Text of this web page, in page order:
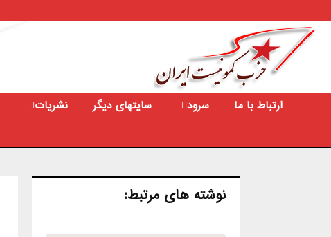
نشریات سایتهای دیگر سرود
ارتباط با ما
نوشته های مرتبط: